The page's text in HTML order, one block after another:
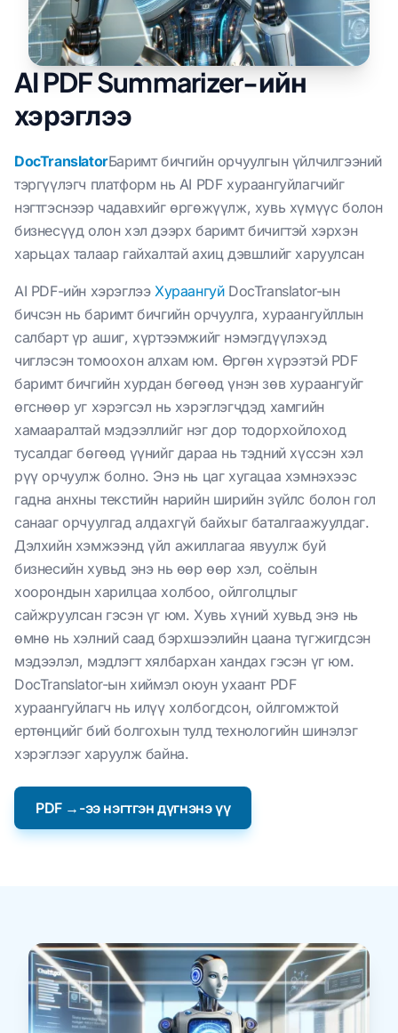
AI PDF Summarizer-ийн
хэрэглээ
DocTranslatorБаримт бичгийн орчуулгын үйлчилгээний
тэргүүлэгч платформ нь AI PDF хураангуйлагчийг
нэгтгэснээр чадавхийг өргөжүүлж, хувь хүмүүс болон
бизнесүүд олон хэл дээрх баримт бичигтэй хэрхэн
харьцах талаар гайхалтай ахиц дэвшлийг харуулсан
AI PDF-ийн хэрэглээ ХураангуйDocTranslator-ын
бичсэн нь баримт бичгийн орчуулга, хураангуйллын
салбарт үр ашиг, хүртээмжийг нэмэгдүүлэхэд
чиглэсэн томоохон алхам юм. Өргөн хүрээтэй PDF
баримт бичгийн хурдан бөгөөд үнэн зөв хураангуйг
өгснөөр уг хэрэгсэл нь хэрэглэгчдэд хамгийн
хамааралтай мэдээллийг нэг дор тодорхойлоход
тусалдаг бөгөөд үүнийг дараа нь тэдний хүссэн хэл
рүү орчуулж болно. Энэ нь цаг хугацаа хэмнэхээс
гадна анхны текстийн нарийн ширийн зүйлс болон гол
санааг орчуулгад алдахгүй байхыг баталгаажуулдаг.
Дэлхийн хэмжээнд үйл ажиллагаа явуулж буй
бизнесийн хувьд энэ нь өөр өөр хэл, соёлын
хоорондын харилцаа холбоо, ойлголцлыг
сайжруулсан гэсэн үг юм. Хувь хүний хувьд энэ нь
өмнө нь хэлний саад бэрхшээлийн цаана түгжигдсэн
мэдээлэл, мэдлэгт хялбархан хандах гэсэн үг юм.
DocTranslator-ын хиймэл оюун ухаант PDF
хураангуйлагч нь илүү холбогдсон, ойлгомжтой
ертөнцийг бий болгохын тулд технологийн шинэлэг
хэрэглээг харуулж байна.
PDF →-ээ нэгтгэн дүгнэнэ үү